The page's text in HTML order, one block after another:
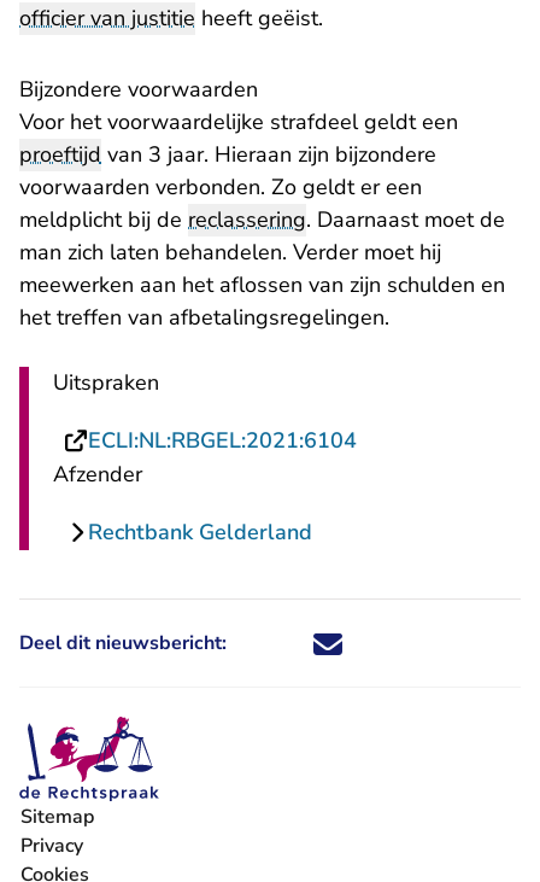
officier van justitie heeft geëist.
Bijzondere voorwaarden
Voor het voorwaardelijke strafdeel geldt een
proeftijd van 3 jaar. Hieraan zijn bijzondere
voorwaarden verbonden. Zo geldt er een
meldplicht bij de reclassering. Daarnaast moet de
man zich laten behandelen. Verder moet hij
meewerken aan het aflossen van zijn schulden en
het treffen van afbetalingsregelingen.
Uitspraken
ECLI:NL:RBGEL:2021:6104- U verlaat
Afzender
Rechtbank Gelderland
Deel dit nieuwsbericht: Deel dit nieuwsbericht via X -
Deel dit nieuwsbericht via
Deel dit nieuwsbericht
Deel dit
Sitemap
Privacy
Cookies